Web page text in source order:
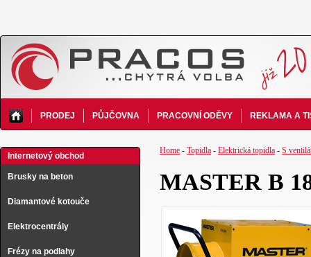
PRODEJ PŮJČOVNA PRACOVNÍ ODĚVY REKLAMA A
Internetový obchod
Brusky na beton
Diamantové kotouče
Elektrocentrály
Frézy na podlahy
Home - Topidla - Elektrická topidla - S
MASTER B